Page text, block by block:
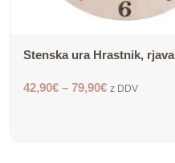
Stenska ura Hrastnik, rjava
42,90€ – 79,90€ z DDV